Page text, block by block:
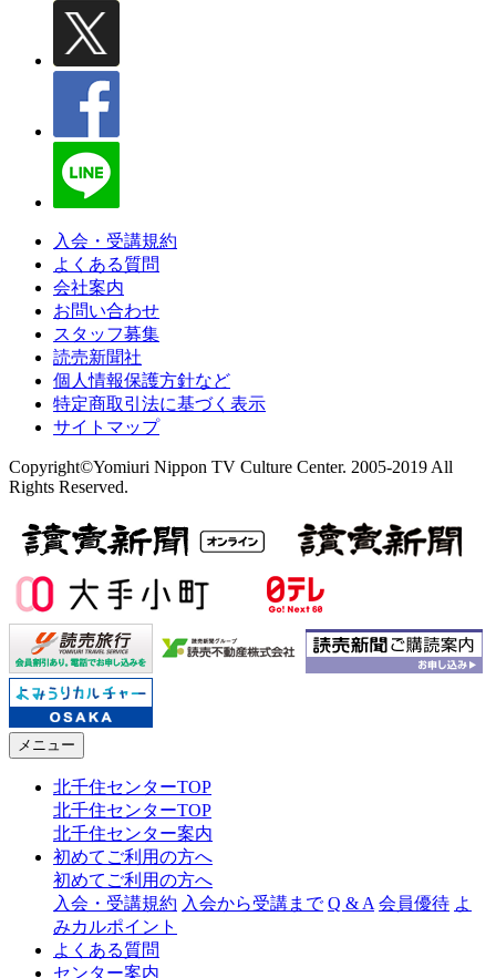
入会・受講規約
よくある質問
会社案内
お問い合わせ
スタッフ募集
読売新聞社
個人情報保護方針など
特定商取引法に基づく表示
サイトマップ
Copyright©Yomiuri Nippon TV Culture Center. 2005-2019 All
Rights Reserved.
メニュー
北千住センターTOP
北千住センターTOP
北千住センター案内
初めてご利用の方へ
初めてご利用の方へ
入会・受講規約 入会から受講まで Q & A 会員優待 よ
みカルポイント
よくある質問
センター案内